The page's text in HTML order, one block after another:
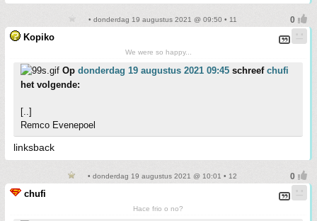
• donderdag 19 augustus 2021 @ 09:50 • 11
Kopiko
We were so happy...
Op donderdag 19 augustus 2021 09:45 schreef chufi
het volgende:
[..]
Remco Evenepoel
linksback
• donderdag 19 augustus 2021 @ 10:01 • 12
chufi
Hace frio o no?